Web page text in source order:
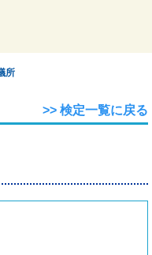
所
>> 検定一覧に戻る